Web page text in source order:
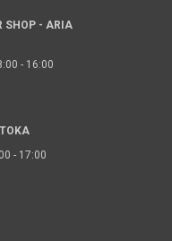
SHOP - ARIA
- 16:00
- 17:00